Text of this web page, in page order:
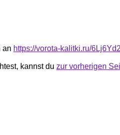
an https://vorota-kalitki.ru/
kannst du zur vorherigen